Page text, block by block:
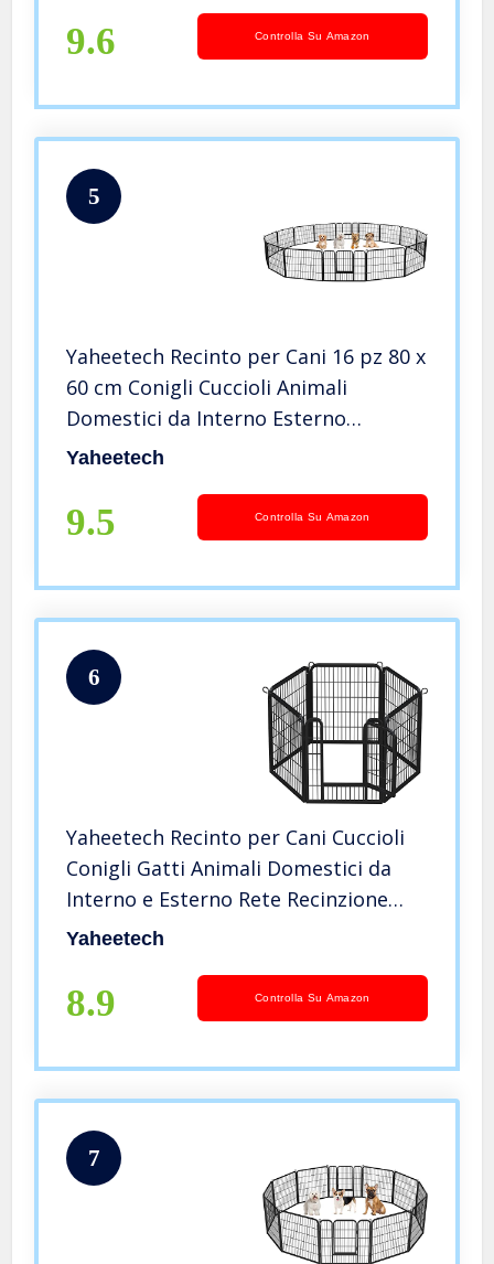
9.6 Controlla Su Amazon
5
Yaheetech Recinto per Cani 16 pz 80 x
60 cm Conigli Cuccioli Animali
Domestici da Interno Esterno
Giardino in Ferro Recinzione
Yaheetech
9.5 Controlla Su Amazon
6
Yaheetech Recinto per Cani Cuccioli
Conigli Gatti Animali Domestici da
Interno e Esterno Rete Recinzione
Ferro 6 pz 65 x 80 cm Pieghevole e
Yaheetech
8.9 Controlla Su Amazon
7